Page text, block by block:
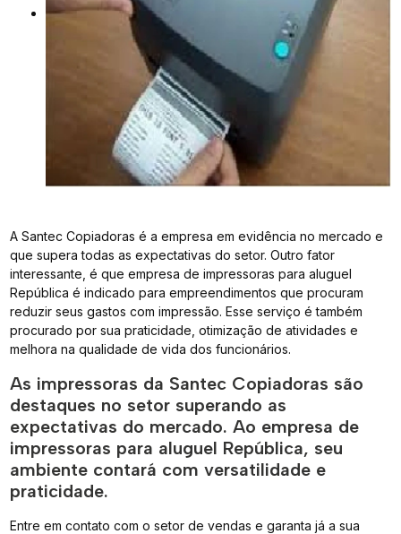
A Santec Copiadoras é a empresa em evidência no mercado e
que supera todas as expectativas do setor. Outro fator
interessante, é que empresa de impressoras para aluguel
República é indicado para empreendimentos que procuram
reduzir seus gastos com impressão. Esse serviço é também
procurado por sua praticidade, otimização de atividades e
melhora na qualidade de vida dos funcionários.
As impressoras da Santec Copiadoras são
destaques no setor superando as
expectativas do mercado. Ao empresa de
impressoras para aluguel República, seu
ambiente contará com versatilidade e
praticidade.
Entre em contato com o setor de vendas e garanta já a sua